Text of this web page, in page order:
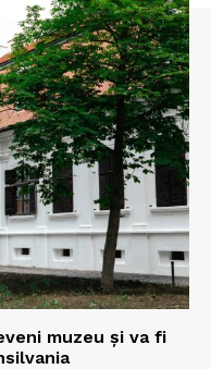
muzeu şi va fi